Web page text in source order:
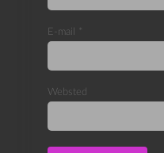
E-mail *
Websted